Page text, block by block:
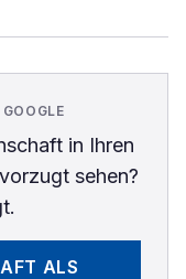
in Ihren
sehen?
ALS